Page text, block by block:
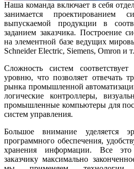
Наша команда включает в себя
занимается проектированием
выпускаемой продукции в
заданием заказчика. Построение
на элементной базе ведущих
Schneider Electric, Siemens, Omron и
Сложность систем
уровню, что позволяет отвечать
рынка промышленной
логические контроллеры,
промышленные компьютеры для
систем управления.
Большое внимание уделяется
программного обеспечения,
хранения информации. Все это
заказчику максимально